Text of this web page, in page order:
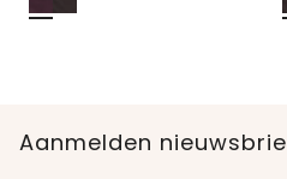
Aanmelden